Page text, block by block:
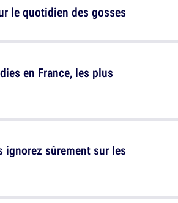
en France, les plus
le quotidien des gosses
ignorez sûrement sur les